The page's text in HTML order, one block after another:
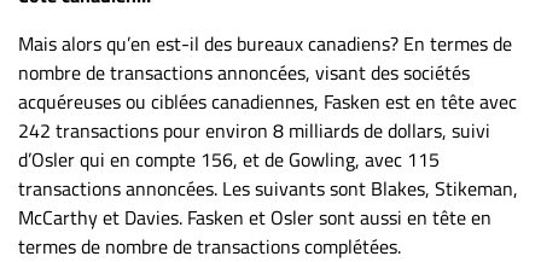
joindre
À
propos
Infolettre
S’abonner
FAQ
Mais alors qu’en est-il des bureaux canadiens? En termes de
nombre de transactions annoncées, visant des sociétés
acquéreuses ou ciblées canadiennes, Fasken est en tête avec
242 transactions pour environ 8 milliards de dollars, suivi
d’Osler qui en compte 156, et de Gowling, avec 115
transactions annoncées. Les suivants sont Blakes, Stikeman,
McCarthy et Davies. Fasken et Osler sont aussi en tête en
termes de nombre de transactions complétées.